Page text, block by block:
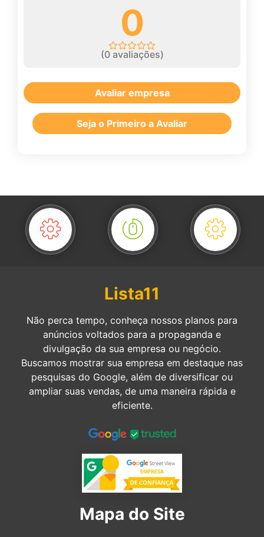
0
(0avaliações)
Avaliar empresa
Seja o Primeiro a Avaliar
Lista11
Não perca tempo, conheça nossos planos para
anúncios voltados para a propaganda e
divulgação da sua empresa ou negócio.
Buscamos mostrar sua empresa em destaque nas
pesquisas do Google, além de diversificar ou
ampliar suas vendas, de uma maneira rápida e
eficiente.
Mapa do Site